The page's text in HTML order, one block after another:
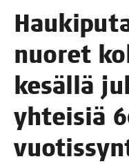
nuo­ret
kesäl­lä
yhtei­siä